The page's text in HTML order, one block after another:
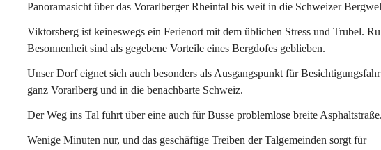
Panoramasicht über das Vorarlberger Rheintal bis weit in die Schweizer
Viktorsberg ist keineswegs ein Ferienort mit dem üblichen Stress und Trubel.
Besonnenheit sind als gegebene Vorteile eines Bergdofes geblieben.
Unser Dorf eignet sich auch besonders als Ausgangspunkt für
ganz Vorarlberg und in die benachbarte Schweiz.
Der Weg ins Tal führt über eine auch für Busse problemlose breite
Wenige Minuten nur, und das geschäftige Treiben der Talgemeinden sorgt für